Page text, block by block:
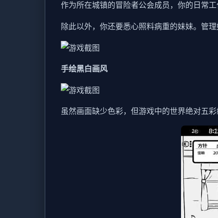
作为所在城镇的冒险者公会成员，你的日常
除此以外，你还要悉心照料病重的妹妹。管
手绘黑白画风
虽然画面缺少色彩，但游戏中的世界绝对五